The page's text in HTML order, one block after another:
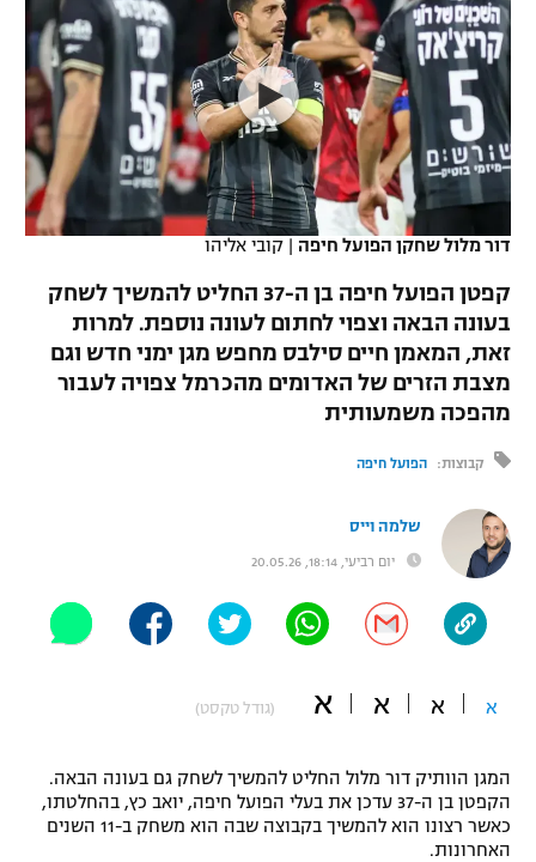
VOD
רץ ברשת
תוצאות
לוח שידורים
ברחבה
"מחצית בשכונה" – פודקאסט
משתתפים וזוכים בפרסים
תקנון משתתפים וזוכים בפרסים
תקנון עבור פעילות אלקטרה
תקנון עבור פעילות ספורט 1 – "מרלן"
גיימינג E-Sports
נבחרת ישראל
מכבי חיפה
בית"ר ירושלים
מכבי תל אביב
הפועל תל אביב
הפועל חיפה
הפועל באר שבע
ליגה ספרדית
ליגה איטלקית
ליגה צרפתית
ליגה הולנדית
ליגה טורקית
ליגות נוספות
כדורסל נשים
מכבי תל אביב
הפועל חולון
הפועל ירושלים
דני אבדיה
יורוליג
יורוקאפ
טניס
כדוריד
כדורעף
שחייה
ג'ודו
אגרוף
ספורט אולימפי
UFC
היאבקות WWE
ספורט מוטורי
כדורמים
בייסבול MLB
דור מלול שחקן הפועל חיפה | קובי אליהו
קפטן הפועל חיפה בן ה-37 החליט להמשיך לשחק
בעונה הבאה וצפוי לחתום לעונה נוספת. למרות
זאת, המאמן חיים סילבס מחפש מגן ימני חדש וגם
מצבת הזרים של האדומים מהכרמל צפויה לעבור
מהפכה משמעותית
קבוצות: הפועל חיפה
שלמה וייס
יום רביעי, 18:14, 20.05.26
א א א א (גודל טקסט)
המגן הוותיק דור מלול החליט להמשיך לשחק גם בעונה הבאה.
הקפטן בן ה-37 עדכן את בעלי הפועל חיפה, יואב כץ, בהחלטתו,
כאשר רצונו הוא להמשיך בקבוצה שבה הוא משחק ב-11 השנים
האחרונות.